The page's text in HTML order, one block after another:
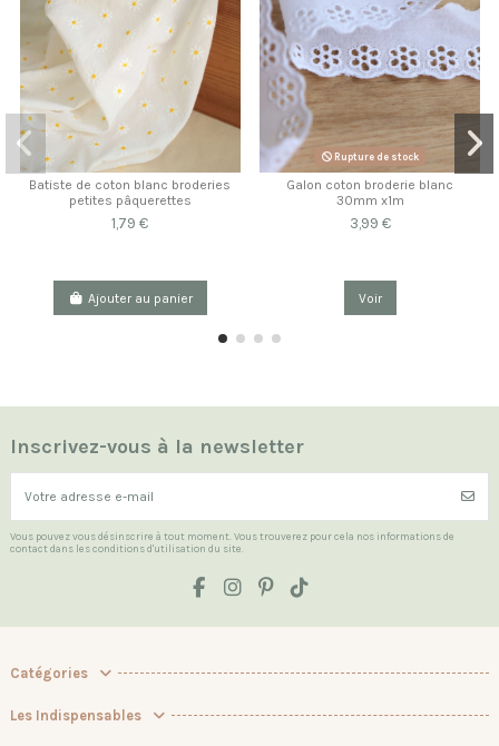
Batiste de coton blanc broderies
petites pâquerettes
1,79 €
Ajouter au panier
Rupture de stock
Galon coton broderie blanc
30mm x1m
3,99 €
Voir
Inscrivez-vous à la newsletter
Vous pouvez vous désinscrire à tout moment. Vous trouverez pour cela nos informations de
contact dans les conditions d'utilisation du site.
Catégories
Les Indispensables